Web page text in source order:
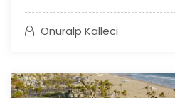
Onuralp Kalleci